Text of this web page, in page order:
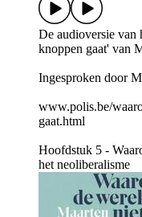
De audioversie van
knoppen gaat' van
Ingesproken door
www.polis.be/
gaat.html
Hoofdstuk 5 -
het neoliberalisme